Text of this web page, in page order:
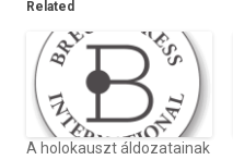
Related
A holokauszt áldozatainak